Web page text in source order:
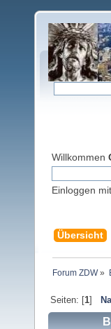
Willkommen
Einloggen
Übersicht
Forum ZDW»
Seiten: [1]